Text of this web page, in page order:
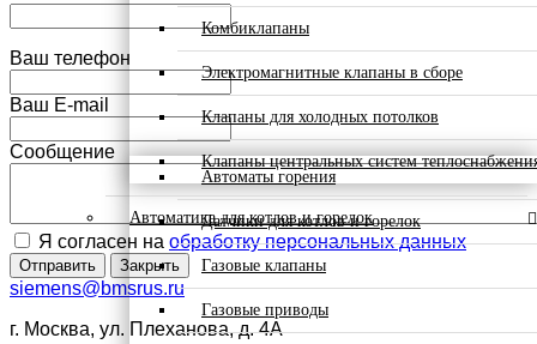
Комбиклапаны
Электромагнитные клапаны в сборе
Клапаны для холодных потолков
Клапаны центральных систем
Автоматика для котлов и горелок
Автоматы горения
Датчики для котлов и горелок
Газовые клапаны
Газовые приводы
Ваш телефон
Ваш E-mail
Сообщение
Я согласен на обработку персональных данных
Отправить Закрыть
siemens@bmsrus.ru
г. Москва, ул. Плеханова, д. 4А